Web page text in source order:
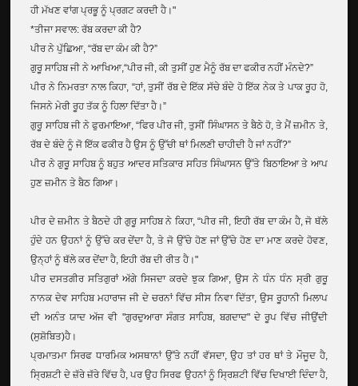
ਹੀ ਮੱਖਣ ਵਾਂਗ ਪ੍ਰਭੂ ਨੂੰ ਪ੍ਰਗਟ ਕਰਦੀ ਹੈ।"
*ਤੀਜਾ ਸਵਾਲ: ਰੱਬ ਕਰਦਾ ਕੀ ਹੈ?
ਪੀਰ ਨੇ ਪੁੱਛਿਆ, “ਰੱਬ ਦਾ ਕੰਮ ਕੀ ਹੈ?”
ਗੁਰੂ ਸਾਹਿਬ ਜੀ ਨੇ ਆਖਿਆ,“ਪੀਰ ਜੀ, ਕੀ ਤੁਸੀਂ ਹੁਣ ਮੈਨੂੰ ਰੱਬ ਦਾ ਫਕੀਰ ਨਹੀਂ ਮੰਨਦੇ?”
ਪੀਰ ਨੇ ਨਿਮਰਤਾ ਨਾਲ ਕਿਹਾ, “ਹਾਂ, ਤੁਸੀਂ ਰੱਬ ਦੇ ਇੱਕ ਸੱਚੇ ਬੰਦੇ ਹੋ ਇੱਕ ਨੇਕ ਤੇ ਪਾਕ ਰੂਹ ਹੋ,
ਜਿਸਨੇ ਮੇਰੀ ਰੂਹ ਤੱਕ ਨੂੰ ਹਿਲਾ ਦਿੱਤਾ ਹੈ।”
ਗੁਰੂ ਸਾਹਿਬ ਜੀ ਨੇ ਫੁਰਮਾਇਆ, “ਫਿਰ ਪੀਰ ਜੀ, ਤੁਸੀਂ ਸਿੰਘਾਸਨ ਤੇ ਬੈਠੇ ਹੋ, ਤੇ ਮੈਂ ਜ਼ਮੀਨ ਤੇ,
ਰੱਬ ਦੇ ਬੰਦੇ ਨੂੰ ਜੋ ਇੱਕ ਫਕੀਰ ਹੈ ਉਸ ਨੂੰ ਉੱਚੀ ਥਾਂ ਮਿਲਣੀ ਚਾਹੀਦੀ ਹੈ ਜਾਂ ਨਹੀਂ?”
ਪੀਰ ਨੇ ਗੁਰੂ ਸਾਹਿਬ ਨੂੰ ਬਹੁਤ ਆਦਰ ਸਤਿਕਾਰ ਸਹਿਤ ਸਿੰਘਾਸਨ ਉੱਤੇ ਬਿਠਾਇਆ ਤੇ ਆਪ
ਹੁਣ ਜ਼ਮੀਨ ਤੇ ਬੈਠ ਗਿਆ।
ਪੀਰ ਦੇ ਜ਼ਮੀਨ ਤੇ ਬੈਠਦੇ ਹੀ ਗੁਰੂ ਸਾਹਿਬ ਨੇ ਕਿਹਾ, “ਪੀਰ ਜੀ, ਇਹੀ ਰੱਬ ਦਾ ਕੰਮ ਹੈ, ਜੋ ਥੱਲੇ
ਹੁੰਦੇ ਹਨ ਉਹਨਾਂ ਨੂੰ ਉੱਚੇ ਕਰ ਦੇਂਦਾ ਹੈ, ਤੇ ਜੋ ਉੱਚੇ ਹੋਣ ਜਾਂ ਉੱਚੇ ਹੋਣ ਦਾ ਮਾਣ ਕਰਦੇ ਹੋਵਣ,
ਉਨ੍ਹਾਂ ਨੂੰ ਥੱਲੇ ਕਰ ਦੇਂਦਾ ਹੈ, ਇਹੀ ਰੱਬ ਦੀ ਰੀਤ ਹੈ।"
ਪੀਰ ਦਸਤਗੀਰ ਸਤਿਗੁਰਾਂ ਅੱਗੇ ਸਿਜਦਾ ਕਰਦੇ ਝੁਕ ਗਿਆ, ਉਸ ਨੇ ਧੰਨ ਧੰਨ ਸ੍ਰੀ ਗੁਰੂ
ਨਾਨਕ ਦੇਵ ਸਾਹਿਬ ਮਹਾਰਾਜ ਜੀ ਦੇ ਚਰਨਾਂ ਵਿੱਚ ਸੀਸ ਨਿਵਾ ਦਿੱਤਾ, ਉਸ ਰੂਹਾਨੀ ਮਿਲਾਪ
ਦੀ ਅਨੰਤ ਯਾਦ ਅੱਜ ਵੀ "ਗੁਰਦੁਆਰਾ ਸੰਗਤ ਸਾਹਿਬ, ਬਗਦਾਦ" ਦੇ ਰੂਪ ਵਿੱਚ ਜੀਉਂਦੀ
(ਸੁਸ਼ੋਬਿਤ)ਹੈ।
ਪ੍ਰਮਾਤਮਾ ਸਿਰਫ ਧਾਰਮਿਕ ਅਸਥਾਨਾਂ ਉੱਤੇ ਨਹੀਂ ਵੱਸਦਾ, ਉਹ ਤਾਂ ਹਰ ਥਾਂ ਤੇ ਮੌਜੂਦ ਹੈ,
ਸ੍ਰਿਸ਼ਟੀ ਦੇ ਜ਼ੱਰੇ ਜ਼ੱਰੇ ਵਿੱਚ ਹੈ, ਪਰ ਉਹ ਸਿਰਫ ਉਹਨਾਂ ਨੂੰ ਸ੍ਰਿਸ਼ਟੀ ਵਿੱਚ ਦਿਖਾਈ ਦਿੰਦਾ ਹੈ,